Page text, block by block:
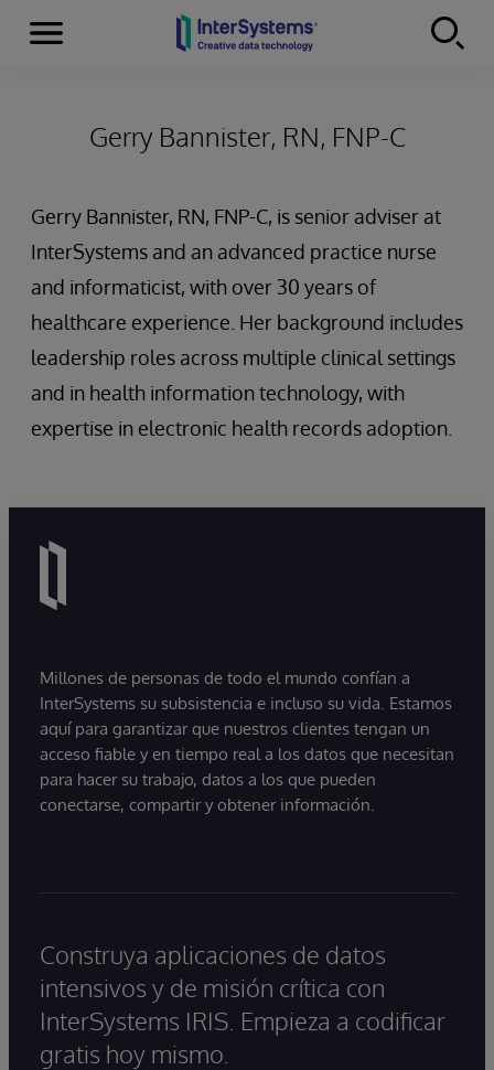
Skip to content
Menu
Gerry Bannister, RN, FNP-C
Gerry Bannister, RN, FNP-C, is senior adviser at
InterSystems and an advanced practice nurse
and informaticist, with over 30 years of
healthcare experience. Her background includes
leadership roles across multiple clinical settings
and in health information technology, with
expertise in electronic health records adoption.
Millones de personas de todo el mundo confían a
InterSystems su subsistencia e incluso su vida. Estamos
aquí para garantizar que nuestros clientes tengan un
acceso fiable y en tiempo real a los datos que necesitan
para hacer su trabajo, datos a los que pueden
conectarse, compartir y obtener información.
Construya aplicaciones de datos
intensivos y de misión crítica con
InterSystems IRIS. Empieza a codificar
gratis hoy mismo.